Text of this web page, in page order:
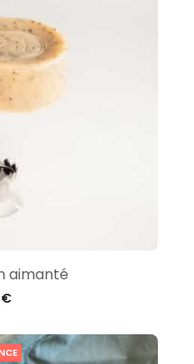
aimanté
€